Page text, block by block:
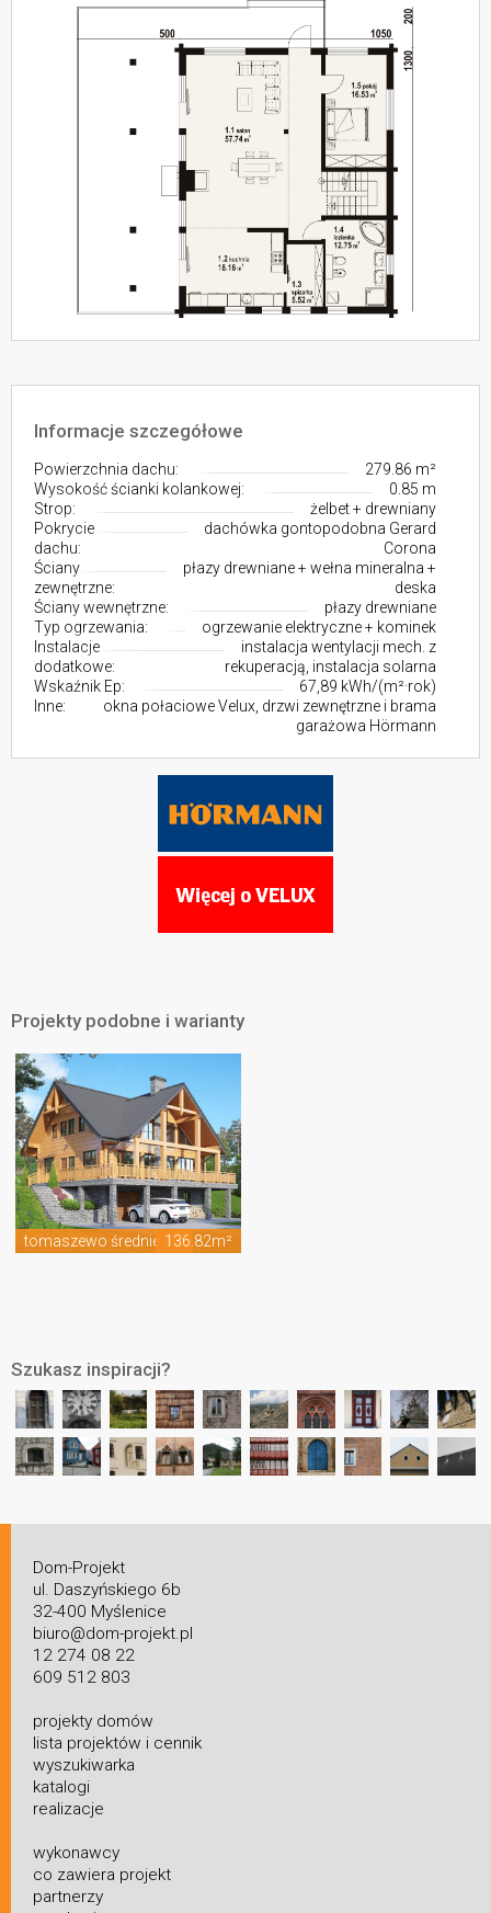
Informacje szczegółowe
Powierzchnia dachu:
279.86 m²
Wysokość ścianki kolankowej:
0.85 m
Strop:
żelbet + drewniany
Pokrycie
dachu:
dachówka gontopodobna Gerard
Corona
Ściany
zewnętrzne:
płazy drewniane + wełna mineralna +
deska
Ściany wewnętrzne:
płazy drewniane
Typ ogrzewania:
ogrzewanie elektryczne + kominek
Instalacje
dodatkowe:
instalacja wentylacji mech. z
rekuperacją, instalacja solarna
Wskaźnik Ep:
67,89 kWh/(m²·rok)
Inne:
okna połaciowe Velux, drzwi zewnętrzne i brama
garażowa Hörmann
Projekty podobne i warianty
tomaszewo średnie dw136.82m²
Szukasz inspiracji?
Dom-Projekt
ul. Daszyńskiego 6b
32-400 Myślenice
biuro@dom-projekt.pl
12 274 08 22
609 512 803
projekty domów
lista projektów i cennik
wyszukiwarka
katalogi
realizacje
wykonawcy
co zawiera projekt
partnerzy